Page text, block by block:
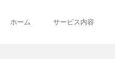
ホーム サービス内容